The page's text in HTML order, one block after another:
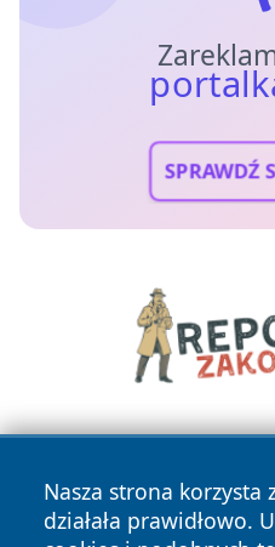
SPRAWDŹ
Nasza strona korzysta
działała prawidłowo.